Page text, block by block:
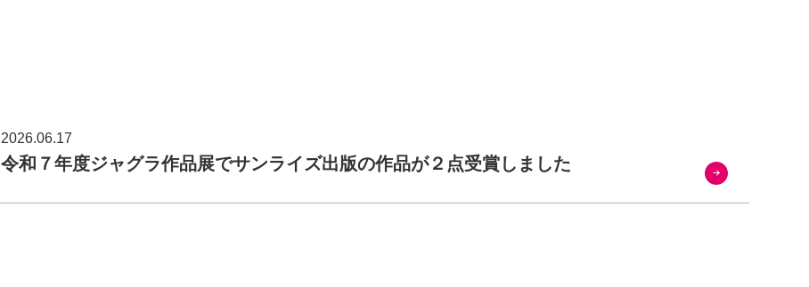
2026.06.17
令和７年度ジャグラ作品展でサンライズ出版の作品が２点受賞しました